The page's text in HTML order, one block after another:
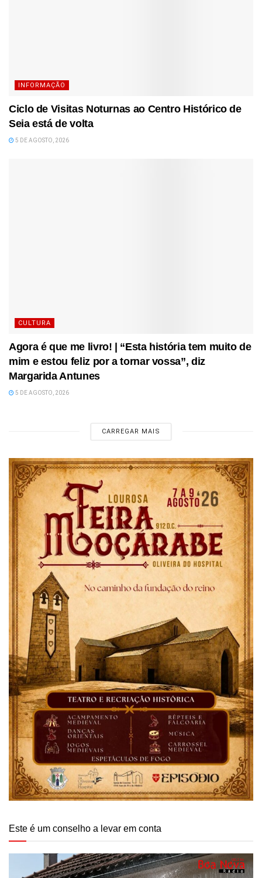
INFORMAÇÃO
Ciclo de Visitas Noturnas ao Centro Histórico de
Seia está de volta
5 DE AGOSTO, 2026
CULTURA
Agora é que me livro! | “Esta história tem muito de
mim e estou feliz por a tornar vossa”, diz
Margarida Antunes
5 DE AGOSTO, 2026
CARREGAR MAIS
Este é um conselho a levar em conta